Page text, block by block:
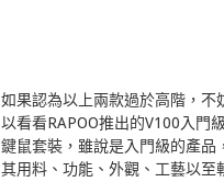
如果認為以上兩款過於高階，不
以看看RAPOO推出的V100入門
鍵鼠套裝，雖說是入門級的產品
其用料、功能、外觀、工藝以至